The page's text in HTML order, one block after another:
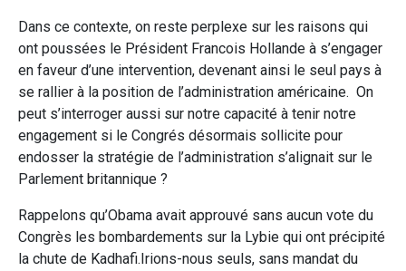
Dans ce contexte, on reste perplexe sur les raisons qui
ont poussées le Président Francois Hollande à s’engager
en faveur d’une intervention, devenant ainsi le seul pays à
se rallier à la position de l’administration américaine. On
peut s’interroger aussi sur notre capacité à tenir notre
engagement si le Congrés désormais sollicite pour
endosser la stratégie de l’administration s’alignait sur le
Parlement britannique ?
Rappelons qu’Obama avait approuvé sans aucun vote du
Congrès les bombardements sur la Lybie qui ont précipité
la chute de Kadhafi.Irions-nous seuls, sans mandat du